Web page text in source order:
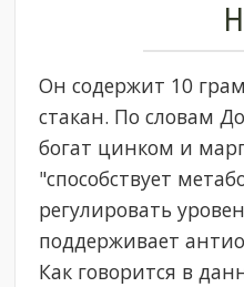
Он содержит 10
стакан. По словам
богат цинком и
"способствует
регулировать
поддерживает
Как говорится в